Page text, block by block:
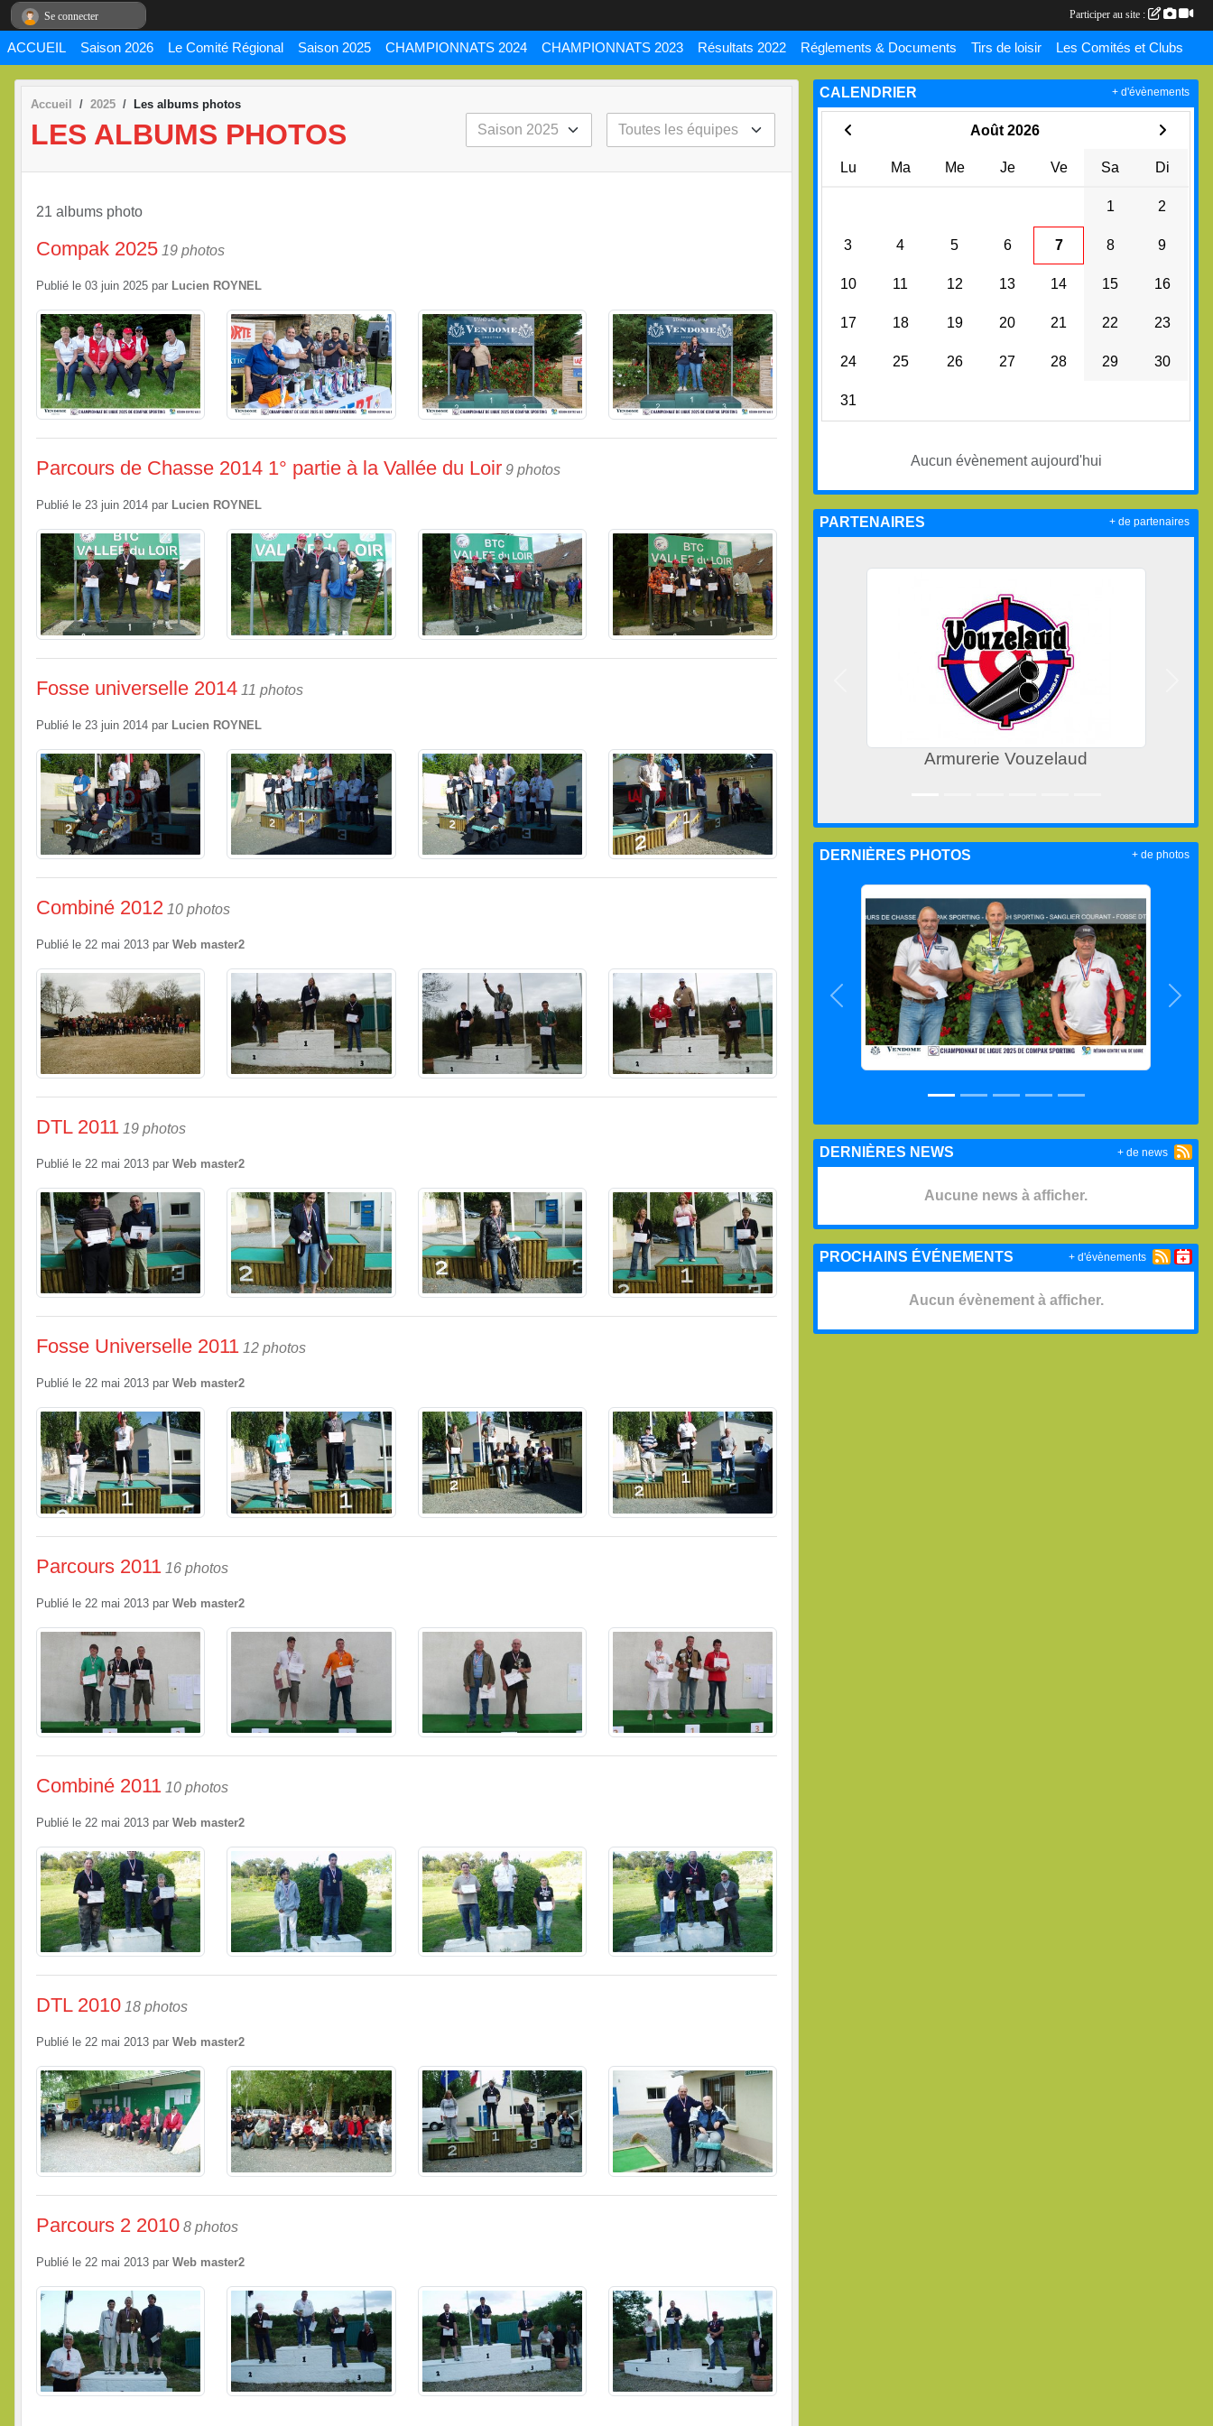
ACCUEIL Saison 2026 Le Comité Régional Saison 2025 CHAMPIONNATS 2024 CHAMPIONNATS 2023 Résultats 2022 Réglements & Documents Tirs de loisir Les Comités et Clubs
Accueil 2025 Les albums photos
LES ALBUMS PHOTOS
21 albums photo
Compak 2025 19 photos
Publié le 03 juin 2025 par Lucien ROYNEL
Parcours de Chasse 2014 1° partie à la Vallée du Loir 9 photos
Publié le 23 juin 2014 par Lucien ROYNEL
Fosse universelle 2014 11 photos
Publié le 23 juin 2014 par Lucien ROYNEL
Combiné 2012 10 photos
Publié le 22 mai 2013 par Web master2
DTL 2011 19 photos
Publié le 22 mai 2013 par Web master2
Fosse Universelle 2011 12 photos
Publié le 22 mai 2013 par Web master2
Parcours 2011 16 photos
Publié le 22 mai 2013 par Web master2
Combiné 2011 10 photos
Publié le 22 mai 2013 par Web master2
DTL 2010 18 photos
Publié le 22 mai 2013 par Web master2
Parcours 2 2010 8 photos
Publié le 22 mai 2013 par Web master2
CALENDRIER
Août 2026
Lu Ma Me Je Ve Sa Di
1 2
3 4 5 6 7 8 9
10 11 12 13 14 15 16
17 18 19 20 21 22 23
24 25 26 27 28 29 30
31
Aucun évènement aujourd'hui
+ d'évènements
PARTENAIRES
Armurerie Vouzelaud
+ de partenaires
DERNIÈRES PHOTOS
Précedent
+ de photos
DERNIÈRES NEWS
Aucune news à afficher.
+ de news
PROCHAINS ÉVÉNEMENTS
Aucun évènement à afficher.
+ d'évènements
Se connecter Participer au site :
Panneau de gestion des cookies